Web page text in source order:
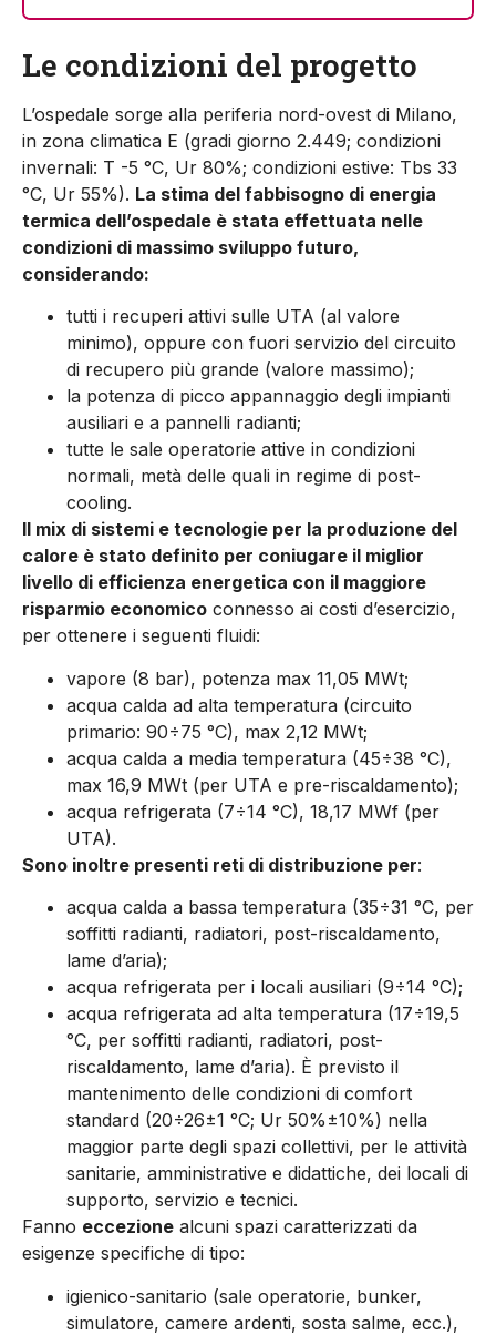
Le condizioni del progetto
L’ospedale sorge alla periferia nord-ovest di Milano,
in zona climatica E (gradi giorno 2.449; condizioni
invernali: T -5 °C, Ur 80%; condizioni estive: Tbs 33
°C, Ur 55%). La stima del fabbisogno di energia
termica dell’ospedale è stata effettuata nelle
condizioni di massimo sviluppo futuro,
considerando:
tutti i recuperi attivi sulle UTA (al valore
minimo), oppure con fuori servizio del circuito
di recupero più grande (valore massimo);
la potenza di picco appannaggio degli impianti
ausiliari e a pannelli radianti;
tutte le sale operatorie attive in condizioni
normali, metà delle quali in regime di post-
cooling.
Il mix di sistemi e tecnologie per la produzione del
calore è stato definito per coniugare il miglior
livello di efficienza energetica con il maggiore
risparmio economico connesso ai costi d’esercizio,
per ottenere i seguenti fluidi:
vapore (8 bar), potenza max 11,05 MWt;
acqua calda ad alta temperatura (circuito
primario: 90÷75 °C), max 2,12 MWt;
acqua calda a media temperatura (45÷38 °C),
max 16,9 MWt (per UTA e pre-riscaldamento);
acqua refrigerata (7÷14 °C), 18,17 MWf (per
UTA).
Sono inoltre presenti reti di distribuzione per:
acqua calda a bassa temperatura (35÷31 °C, per
soffitti radianti, radiatori, post-riscaldamento,
lame d’aria);
acqua refrigerata per i locali ausiliari (9÷14 °C);
acqua refrigerata ad alta temperatura (17÷19,5
°C, per soffitti radianti, radiatori, post-
riscaldamento, lame d’aria). È previsto il
mantenimento delle condizioni di comfort
standard (20÷26±1 °C; Ur 50%±10%) nella
maggior parte degli spazi collettivi, per le attività
sanitarie, amministrative e didattiche, dei locali di
supporto, servizio e tecnici.
Fanno eccezione alcuni spazi caratterizzati da
esigenze specifiche di tipo:
igienico-sanitario (sale operatorie, bunker,
simulatore, camere ardenti, sosta salme, ecc.),